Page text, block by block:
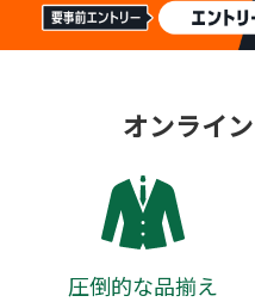
オンライ
圧倒的な品揃え